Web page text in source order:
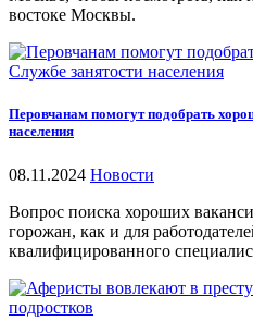
востоке Москвы.
Перовчанам помогут подобрать
населения
08.11.2024 Новости
Вопрос поиска хороших
горожан, как и для
квалифицированного